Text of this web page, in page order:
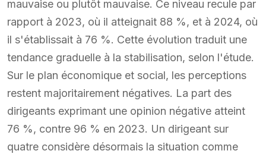
mauvaise ou plutôt mauvaise. Ce niveau recule par
rapport à 2023, où il atteignait 88 %, et à 2024, où
il s'établissait à 76 %. Cette évolution traduit une
tendance graduelle à la stabilisation, selon l'étude.
Sur le plan économique et social, les perceptions
restent majoritairement négatives. La part des
dirigeants exprimant une opinion négative atteint
76 %, contre 96 % en 2023. Un dirigeant sur
quatre considère désormais la situation comme